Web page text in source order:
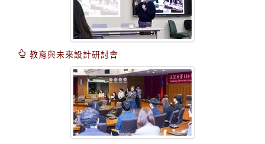
教育與未來設計研討會